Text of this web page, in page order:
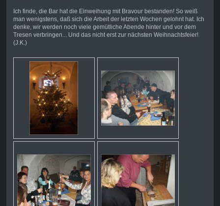
Ich finde, die Bar hat die Einweihung mit Bravour bestanden! So weiß
man wenigstens, daß sich die Arbeit der letzten Wochen gelohnt hat. Ich
denke, wir werden noch viele gemütliche Abende hinter und vor dem
Tresen verbringen... Und das nicht erst zur nächsten Weihnachtsfeier!
(J.K.)